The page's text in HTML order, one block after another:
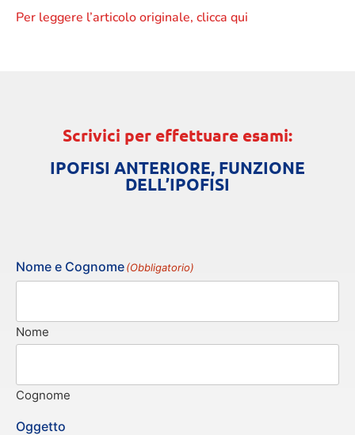
Per leggere l’articolo originale, clicca qui
Scrivici per effettuare esami:
IPOFISI ANTERIORE, FUNZIONE
DELL’IPOFISI
Nome e Cognome(Obbligatorio)
Nome
Cognome
Oggetto